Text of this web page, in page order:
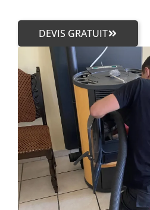
DEVIS GRATUIT